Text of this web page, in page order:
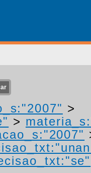
>
>